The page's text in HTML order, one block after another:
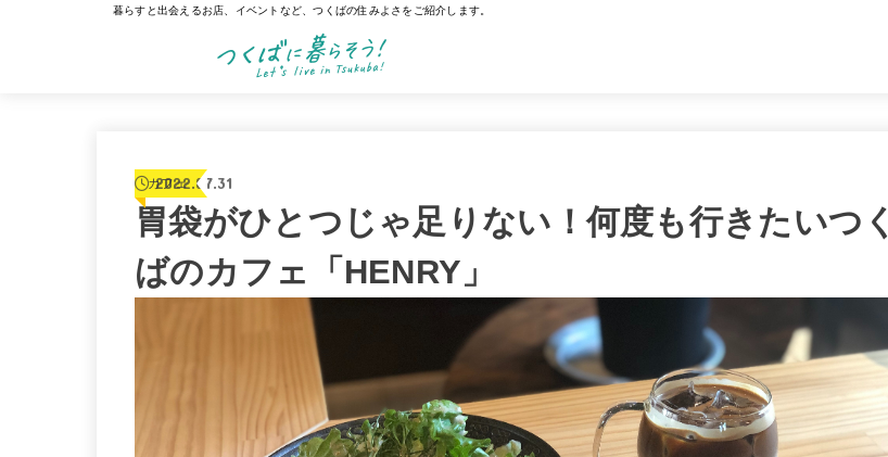
暮らすと出会えるお店、イベントなど、つくばの住みよさをご紹介します。
カフェ
2022.07.31
胃袋がひとつじゃ足りない！何度も行きたいつく
ばのカフェ「HENRY」